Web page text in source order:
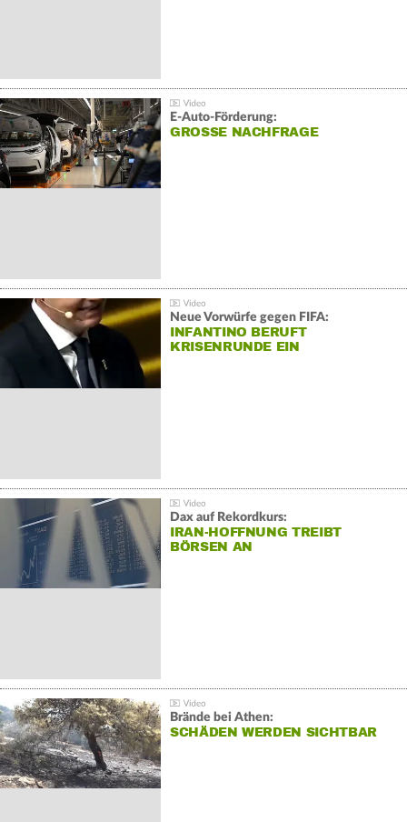
E-Auto-Förderung:
GROSSE NACHFRAGE
Neue Vorwürfe gegen FIFA:
INFANTINO BERUFT
KRISENRUNDE EIN
Dax auf Rekordkurs:
IRAN-HOFFNUNG TREIBT
BÖRSEN AN
Brände bei Athen:
SCHÄDEN WERDEN SICHTBAR